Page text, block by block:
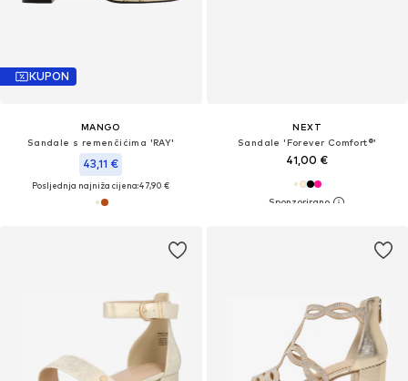
KUPON
MANGO
Sandale s remenčićima 'RAY'
43,11 €
Posljednja najniža cijena:47,90 €
NEXT
Sandale 'Forever Comfort®'
41,00 €